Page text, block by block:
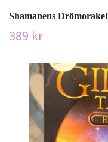
Shamanens Drömorakel
389 kr